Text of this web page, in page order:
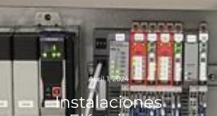
Abril 1, 2024
Instalaciones